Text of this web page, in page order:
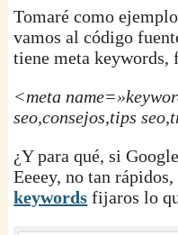
Tomaré como
vamos al código
tiene meta keywords,
<meta
seo,consejos,tips
¿Y para qué, si
Eeeey, no tan
keywords fijaros lo